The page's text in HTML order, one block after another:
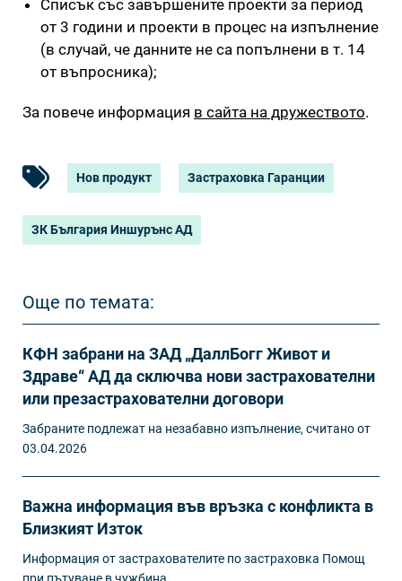
Списък със завършените проекти за период
от 3 години и проекти в процес на изпълнение
(в случай, че данните не са попълнени в т. 14
от въпросника);
За повече информация в сайта на дружеството.
Нов продукт Застраховка Гаранции
ЗК България Иншурънс АД
Още по темата:
КФН забрани на ЗАД „ДаллБогг Живот и
Здраве“ АД да сключва нови застрахователни
или презастрахователни договори
Забраните подлежат на незабавно изпълнение, считано от
03.04.2026
Важна информация във връзка с конфликта в
Близкият Изток
Информация от застрахователите по застраховка Помощ
при пътуване в чужбина